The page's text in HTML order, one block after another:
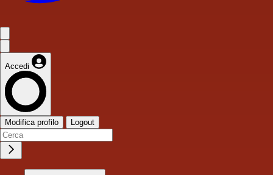
Accedi
Modifica profilo Logout